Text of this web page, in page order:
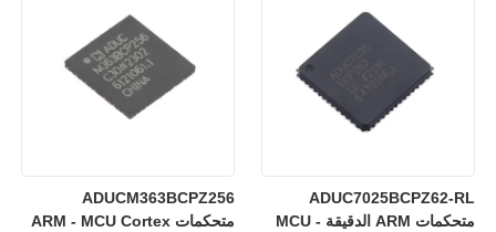
ADUCM363BCPZ256
متحكمات ARM - MCU Cortex
ADUC7025BCPZ62-RL
متحكمات ARM الدقيقة - MCU